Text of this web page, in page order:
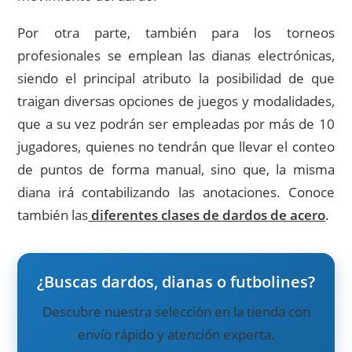
Por otra parte, también para los torneos
profesionales se emplean las dianas electrónicas,
siendo el principal atributo la posibilidad de que
traigan diversas opciones de juegos y modalidades,
que a su vez podrán ser empleadas por más de 10
jugadores, quienes no tendrán que llevar el conteo
de puntos de forma manual, sino que, la misma
diana irá contabilizando las anotaciones. Conoce
también lasdiferentes clases de dardos de acero.
¿Buscas dardos, dianas o futbolines?
Descubre nuestra selección en la tienda con
envío rápido y atención experta.